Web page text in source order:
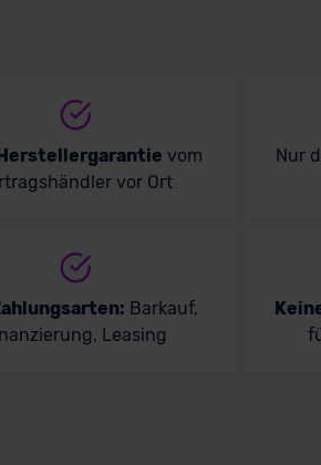
vom
vor Ort
Nur
Barkauf,
Leasing